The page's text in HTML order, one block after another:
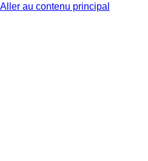
Aller au contenu principal